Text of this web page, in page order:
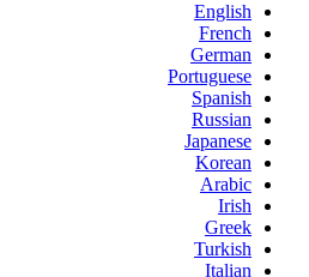
English
French
German
Portuguese
Spanish
Russian
Japanese
Korean
Arabic
Irish
Greek
Turkish
Italian